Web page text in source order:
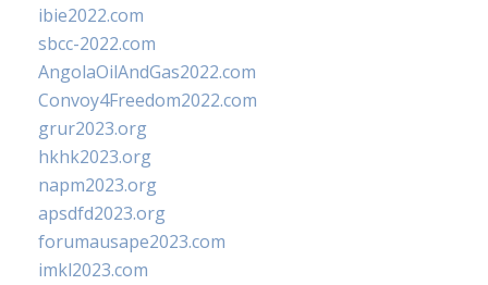
ibie2022.com
sbcc-2022.com
AngolaOilAndGas2022.com
Convoy4Freedom2022.com
grur2023.org
hkhk2023.org
napm2023.org
apsdfd2023.org
forumausape2023.com
imkl2023.com